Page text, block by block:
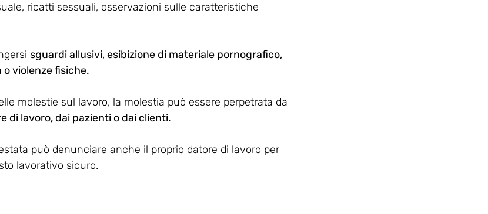
ricatti sessuali, osservazioni sulle caratteristiche
sguardi allusivi, esibizione di materiale pornografico,
violenze fisiche.
molestie sul lavoro, la molestia può essere perpetrata da
di lavoro, dai pazienti o dai clienti.
può denunciare anche il proprio datore di lavoro per
lavorativo sicuro.